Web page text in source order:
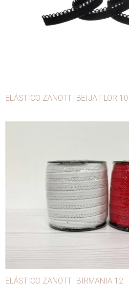
Tizas de sastre
ELÁSTICO ZANOTTI BEIJA FLOR 10
ELÁSTICO ZANOTTI BIRMANIA 12